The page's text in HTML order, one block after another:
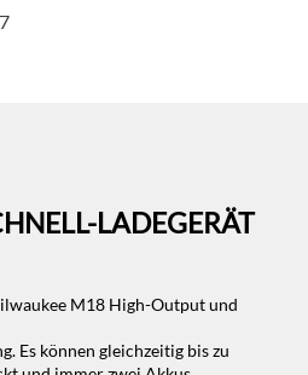
LADEGERÄT
M18 High-Output und
Es können gleichzeitig bis zu